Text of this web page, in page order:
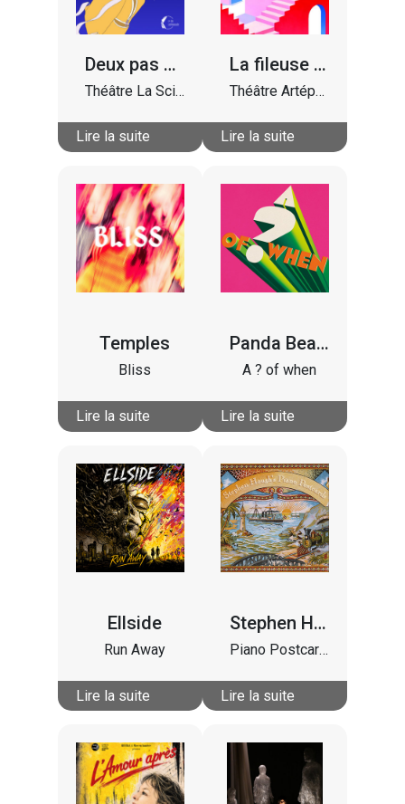
Deux pas vers les étoiles
Théâtre La Scierie
Lire la suite
La fileuse de nuit
Théâtre Artéphile
Lire la suite
Temples
Bliss
Lire la suite
Panda Bear & Sonic Boom
A ? of when
Lire la suite
Ellside
Run Away
Lire la suite
Stephen Hough
Piano Postcards
Lire la suite